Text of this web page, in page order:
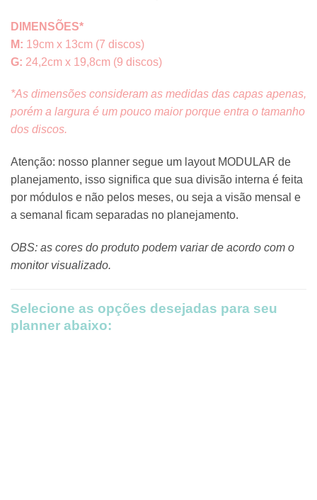
DIMENSÕES*
M: 19cm x 13cm (7 discos)
G: 24,2cm x 19,8cm (9 discos)
*As dimensões consideram as medidas das capas apenas,
porém a largura é um pouco maior porque entra o tamanho
dos discos.
Atenção: nosso planner segue um layout MODULAR de
planejamento, isso significa que sua divisão interna é feita
por módulos e não pelos meses, ou seja a visão mensal e
a semanal ficam separadas no planejamento.
OBS: as cores do produto podem variar de acordo com o
monitor visualizado.
Selecione as opções desejadas para seu
planner abaixo: